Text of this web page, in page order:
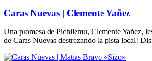
Caras Nuevas | Clemente Yañez
Una promesa de Pichilemu, Clemente Yañez,
de Caras Nuevas destrozando la pista local!